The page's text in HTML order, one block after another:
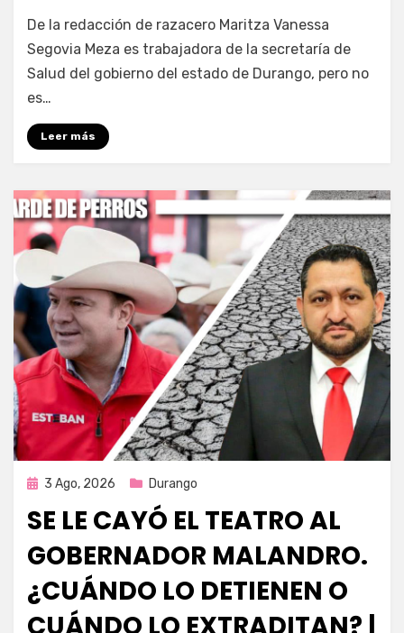
por Fernando Miranda Servín
De la redacción de razacero Maritza Vanessa
Segovia Meza es trabajadora de la secretaría de
Salud del gobierno del estado de Durango, pero no
es…
Leer más
Publicada
3 Ago, 2026 Durango
SE LE CAYÓ EL TEATRO AL
GOBERNADOR MALANDRO.
¿CUÁNDO LO DETIENEN O